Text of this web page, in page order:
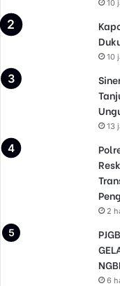
10
10
13
2
6